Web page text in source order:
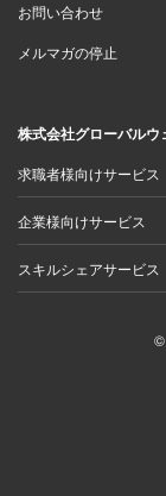
お問い合わせ
メルマガの停止
株式会社グローバルウ
求職者様向けサービス
企業様向けサービス
スキルシェアサービス
©